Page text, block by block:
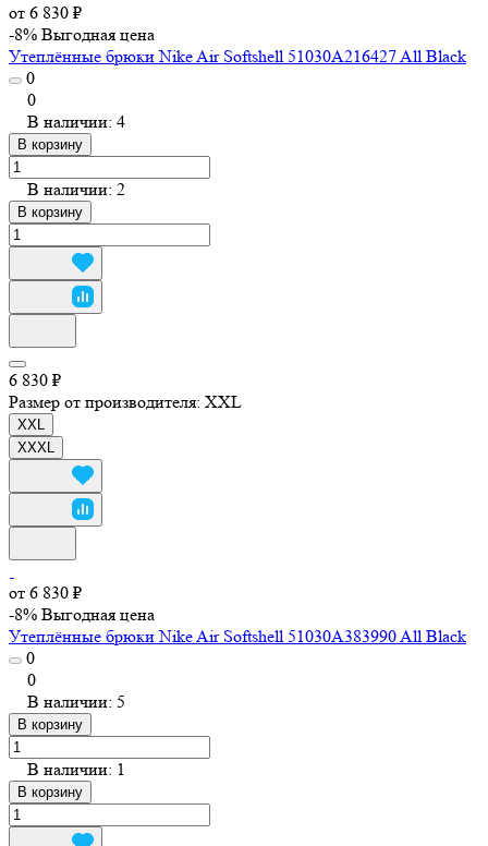
от 6 830 ₽
-8% Выгодная цена
Утеплённые брюки Nike Air Softshell 51030A216427 All Black
0
0
В наличии: 4
В корзину
В наличии: 2
В корзину
6 830 ₽
Размер от производителя: XXL
XXL
XXXL
от 6 830 ₽
-8% Выгодная цена
Утеплённые брюки Nike Air Softshell 51030A383990 All Black
0
0
В наличии: 5
В корзину
В наличии: 1
В корзину